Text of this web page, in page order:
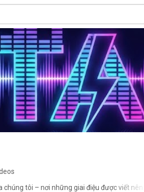
chúng tôi – nơi những giai điệu được viết